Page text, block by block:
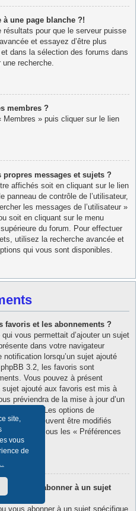
site,
vous
de
une page blanche ?!
pour que le serveur puisse
et essayez d’être plus
dans la sélection des forums dans
recherche.
membres ?
» puis cliquer sur le lien
messages et sujets ?
affichés soit en cliquant sur le lien
de contrôle de l’utilisateur,
les messages de l’utilisateur »
soit en cliquant sur le menu
du forum. Pour effectuer
utilisez la recherche avancée et
qui vous sont disponibles.
favoris et les abonnements ?
vous permettait d’ajouter un sujet
dans votre navigateur
lorsqu’un sujet ajouté
3.2, les favoris sont
Vous pouvez à présent
sujet ajouté aux favoris est mis à
préviendra de la mise à jour d’un
abonné. Les options de
peuvent être modifiés
sous les « Préférences
ou m’abonner à un sujet
vous abonner à un sujet spécifique